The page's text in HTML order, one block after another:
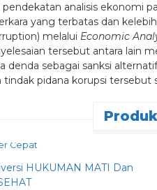
analisis ekonomi
yang terbatas dan
melalui Economic
tersebut antara
sebagai sanksi
pidana korupsi tersebut
Cepat
HUKUMAN MATI Dan